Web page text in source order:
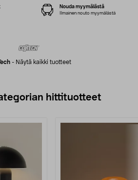
- Näytä kaikki tuotteet
Nouda myymälästä
Ilmainen nouto myymälästä
hittituotteet